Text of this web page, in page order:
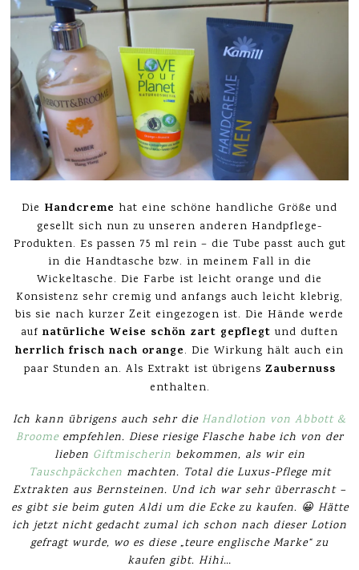
Die Handcreme hat eine schöne handliche Größe und
gesellt sich nun zu unseren anderen Handpflege-
Produkten. Es passen 75 ml rein – die Tube passt auch gut
in die Handtasche bzw. in meinem Fall in die
Wickeltasche. Die Farbe ist leicht orange und die
Konsistenz sehr cremig und anfangs auch leicht klebrig,
bis sie nach kurzer Zeit eingezogen ist. Die Hände werde
auf natürliche Weise schön zart gepflegt und duften
herrlich frisch nach orange. Die Wirkung hält auch ein
paar Stunden an. Als Extrakt ist übrigens Zaubernuss
enthalten.
Ich kann übrigens auch sehr dieHandlotion von Abbott &
Broomeempfehlen. Diese riesige Flasche habe ich von der
lieben Giftmischerin bekommen, als wir ein
Tauschpäckchen machten. Total die Luxus-Pflege mit
Extrakten aus Bernsteinen. Und ich war sehr überrascht –
es gibt sie beim guten Aldi um die Ecke zu kaufen. 😀 Hätte
ich jetzt nicht gedacht zumal ich schon nach dieser Lotion
gefragt wurde, wo es diese „teure englische Marke“ zu
kaufen gibt. Hihi…